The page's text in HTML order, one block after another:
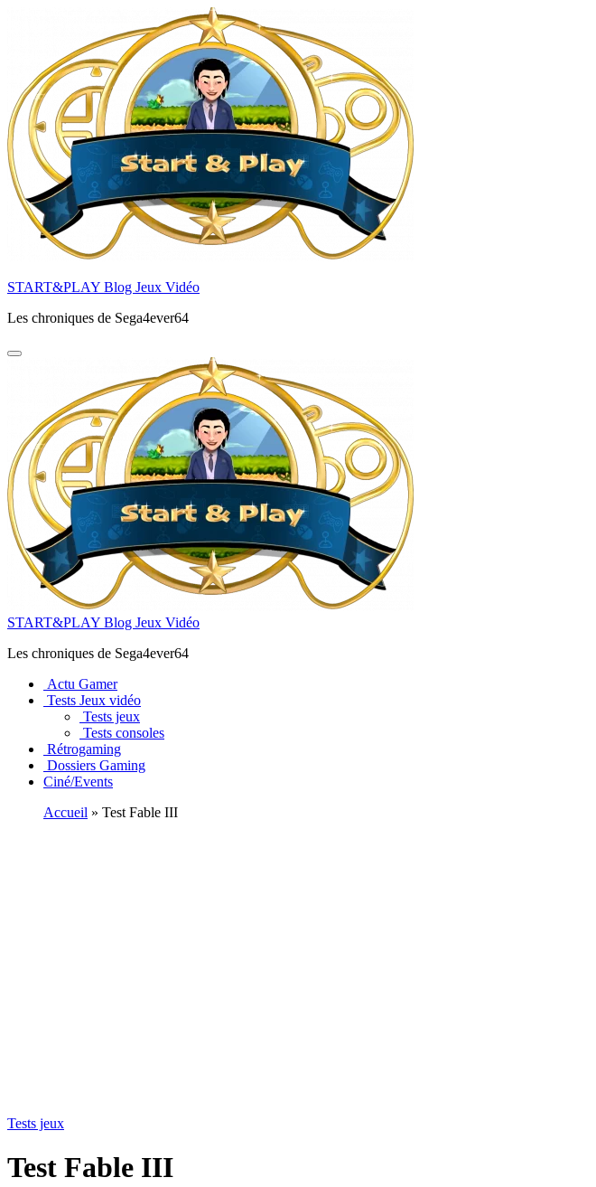
principal
START&PLAY Blog Jeux Vidéo
Les chroniques de Sega4ever64
START&PLAY Blog Jeux Vidéo
Les chroniques de Sega4ever64
Actu Gamer
Tests Jeux vidéo
Tests jeux
Tests consoles
Rétrogaming
Dossiers Gaming
Ciné/Events
Accueil » Test Fable III
Tests jeux
Test Fable III